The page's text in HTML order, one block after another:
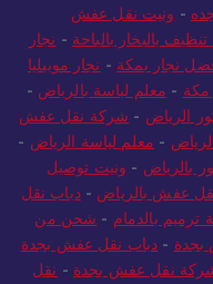
- ونيت نقل عفش
بالبخار بالباحة - نجار
نجار بمكة - نجار موبيليا
مكة - معلم لياسة بالرياض -
الرياض - شركة نقل عفش
- معلم لياسة الرياض -
بالرياض - ونيت توصيل
عفش بالرياض -دباب نقل
ترميم بالدمام - شحن من
- دباب نقل عفش بجدة
نقل عفش بجدة - نقل